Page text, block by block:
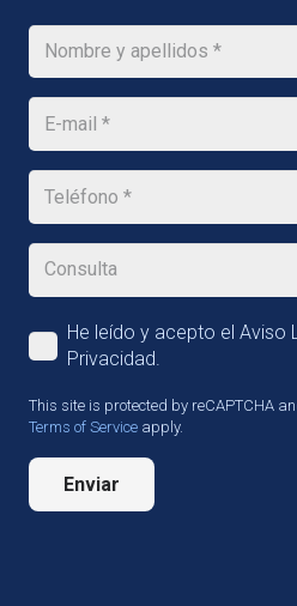
He leído y acepto el Aviso
Privacidad.
This site is protected by reCAPTCHA
Terms of Service apply.
Enviar